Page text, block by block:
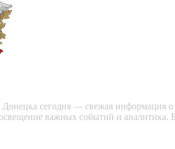
сегодня — свежая информация
важных событий и аналитика.